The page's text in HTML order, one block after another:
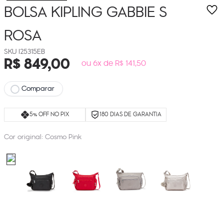
BOLSA KIPLING GABBIE S
ROSA
I25315EB
R$849,00 ou 6x de R$ 141,50
Comparar
5% OFF NO PIX 180 DIAS DE GARANTIA
Cor original: Cosmo Pink